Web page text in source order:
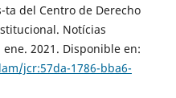
del Centro de Derecho
Notícias
2021. Disponible en:
jcr:57da-1786-bba6-